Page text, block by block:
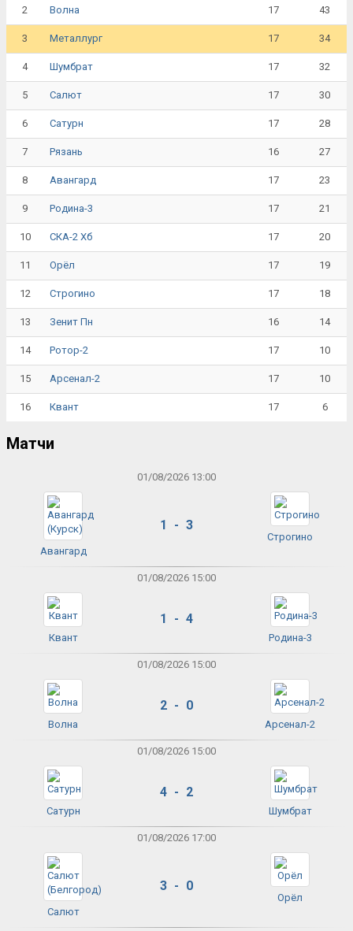
2 Волна 17 43
3 Металлург 17 34
4 Шумбрат 17 32
5 Салют 17 30
6 Сатурн 17 28
7 Рязань 16 27
8 Авангард 17 23
9 Родина-3 17 21
10 СКА-2 Хб 17 20
11 Орёл 17 19
12 Строгино 17 18
13 Зенит Пн 16 14
14 Ротор-2 17 10
15 Арсенал-2 17 10
16 Квант 17 6
Матчи
01/08/2026 13:00
Авангард
1 - 3
Строгино
01/08/2026 15:00
Квант
1 - 4
Родина-3
01/08/2026 15:00
Волна
2 - 0
Арсенал-2
01/08/2026 15:00
Сатурн
4 - 2
Шумбрат
01/08/2026 17:00
Салют
3 - 0
Орёл